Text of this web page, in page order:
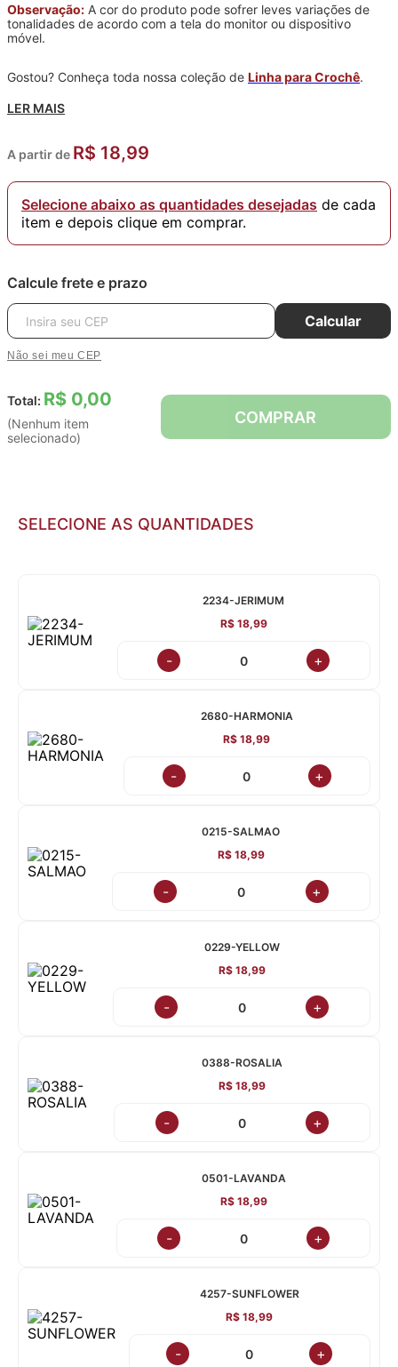
Observação: A cor do produto pode sofrer leves variações de
tonalidades de acordo com a tela do monitor ou dispositivo
móvel.
Gostou? Conheça toda nossa coleção de Linha para Crochê.
LER MAIS
A partir de R$ 18,99
Selecione abaixo as quantidades desejadas de cada
item e depois clique em comprar.
Calcule frete e prazo
Calcular
Não sei meu CEP
Total: R$ 0,00
(Nenhum item
selecionado)
COMPRAR
SELECIONE AS QUANTIDADES
2234-JERIMUM
R$ 18,99
- +
2680-HARMONIA
R$ 18,99
- +
0215-SALMAO
R$ 18,99
- +
0229-YELLOW
R$ 18,99
- +
0388-ROSALIA
R$ 18,99
- +
0501-LAVANDA
R$ 18,99
- +
4257-SUNFLOWER
R$ 18,99
- +